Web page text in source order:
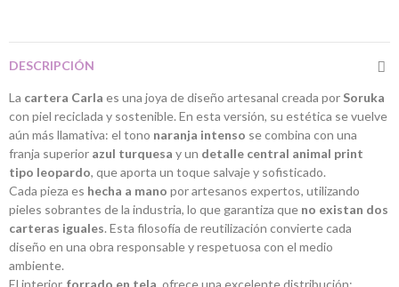
DESCRIPCIÓN
La cartera Carla es una joya de diseño artesanal creada por Soruka
con piel reciclada y sostenible. En esta versión, su estética se vuelve
aún más llamativa: el tono naranja intenso se combina con una
franja superior azul turquesa y un detalle central animal print
tipo leopardo, que aporta un toque salvaje y sofisticado.
Cada pieza es hecha a mano por artesanos expertos, utilizando
pieles sobrantes de la industria, lo que garantiza que no existan dos
carteras iguales. Esta filosofía de reutilización convierte cada
diseño en una obra responsable y respetuosa con el medio
ambiente.
El interior, forrado en tela , ofrece una excelente distribución: